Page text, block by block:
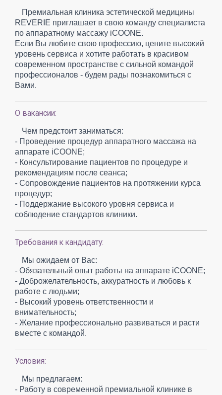
Премиальная клиника эстетической медицины
REVERIE приглашает в свою команду специалиста
по аппаратному массажу iCOONE.
Если Вы любите свою профессию, цените высокий
уровень сервиса и хотите работать в красивом
современном пространстве с сильной командой
профессионалов - будем рады познакомиться с
Вами.
О вакансии:
Чем предстоит заниматься:
- Проведение процедур аппаратного массажа на
аппарате iCOONE;
- Консультирование пациентов по процедуре и
рекомендациям после сеанса;
- Сопровождение пациентов на протяжении курса
процедур;
- Поддержание высокого уровня сервиса и
соблюдение стандартов клиники.
Требования к кандидату:
Мы ожидаем от Вас:
- Обязательный опыт работы на аппарате iCOONE;
- Доброжелательность, аккуратность и любовь к
работе с людьми;
- Высокий уровень ответственности и
внимательность;
- Желание профессионально развиваться и расти
вместе с командой.
Условия:
Мы предлагаем:
- Работу в современной премиальной клинике в